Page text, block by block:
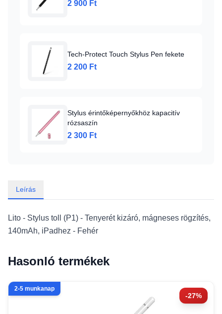
2 900 Ft
Tech-Protect Touch Stylus Pen fekete
2 200 Ft
Stylus érintőképernyőkhöz kapacitív
rózsaszín
2 300 Ft
Leírás
Lito - Stylus toll (P1) - Tenyerét kizáró, mágneses rögzítés,
140mAh, iPadhez - Fehér
Hasonló termékek
-27%
2-5 munkanap